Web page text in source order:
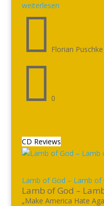
weiterlesen
 Florian Puschke
 0
CD Reviews
Lamb of God – Lamb of
Lamb of God –
„Make America Hate